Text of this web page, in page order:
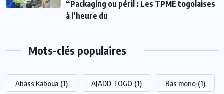
“Packaging ou péril : Les TPME togolaises
à l’heure du
Mots-clés populaires
Abass Kaboua (1) AJADD TOGO (1) Bas mono (1)